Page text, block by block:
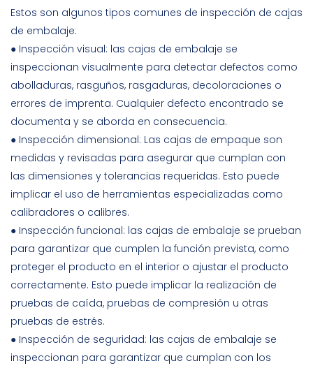
Estos son algunos tipos comunes de inspección de cajas
de embalaje:
● Inspección visual: las cajas de embalaje se
inspeccionan visualmente para detectar defectos como
abolladuras, rasguños, rasgaduras, decoloraciones o
errores de imprenta. Cualquier defecto encontrado se
documenta y se aborda en consecuencia.
● Inspección dimensional: Las cajas de empaque son
medidas y revisadas para asegurar que cumplan con
las dimensiones y tolerancias requeridas. Esto puede
implicar el uso de herramientas especializadas como
calibradores o calibres.
● Inspección funcional: las cajas de embalaje se prueban
para garantizar que cumplen la función prevista, como
proteger el producto en el interior o ajustar el producto
correctamente. Esto puede implicar la realización de
pruebas de caída, pruebas de compresión u otras
pruebas de estrés.
● Inspección de seguridad: las cajas de embalaje se
inspeccionan para garantizar que cumplan con los